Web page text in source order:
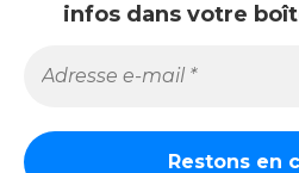
NOUS
infos dans votre